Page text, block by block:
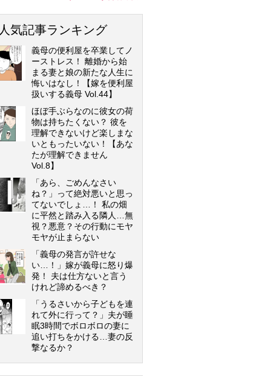
人気記事ランキング
義母の便利屋を卒業してノ
ーストレス！ 離婚から始
まる妻と娘の新たな人生に
悔いはなし！【嫁を便利屋
扱いする義母 Vol.44】
ほぼ手ぶらなのに彼女の荷
物は持ちたくない？ 彼を
理解できないけど楽しまな
いともったいない！【あな
たが理解できません
Vol.8】
「あら、ごめんなさい
ね？」って絶対悪いと思っ
てないでしょ…！ 私の畑
に平然と踏み入る隣人…無
視？悪意？その行動にモヤ
モヤが止まらない
「義母の発言が許せな
い…！」嫁が義母に怒り爆
発！ 夫は仕方ないと言う
けれど諦めるべき？
「うるさいから子どもを連
れて外に行って？」夫が睡
眠3時間でボロボロの妻に
追い打ちをかける…妻の反
撃なるか？